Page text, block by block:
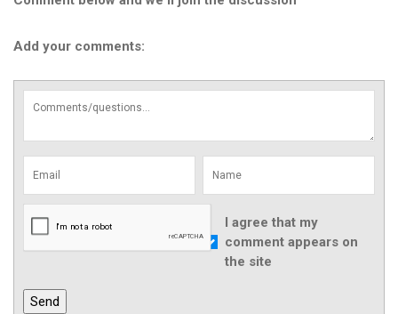
Add your comments:
I agree that my
comment appears on
the site